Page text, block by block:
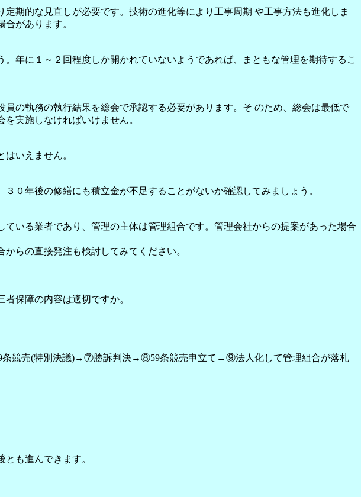
期的な見直しが必要です。技術の進化等により工事周期 や工事方法も進化しま
があります。
年に１～２回程度しか開かれていないようであれば、まともな管理を期待するこ
の執務の執行結果を総会で承認する必要があります。そ のため、総会は最低で
実施しなければいけません。
いえません。
０年後の修繕にも積立金が不足することがないか確認してみましょう。
いる業者であり、管理の主体は管理組合です。管理会社からの提案があった場合
らの直接発注も検討してみてください。
保障の内容は適切ですか。
売(特別決議)→⑦勝訴判決→⑧59条競売申立て→⑨法人化して管理組合が落札
も進んできます。